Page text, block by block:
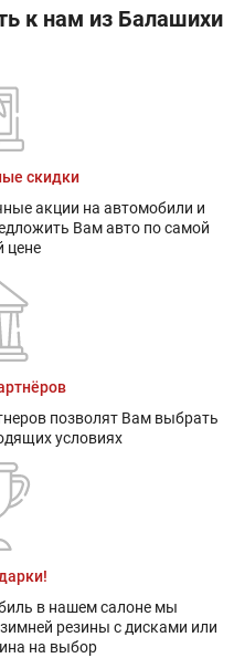
к нам из Балашихи
скидки
акции на автомобили и
Вам авто по самой
цене
позволят Вам выбрать
условиях
в нашем салоне мы
резины с дисками или
на выбор